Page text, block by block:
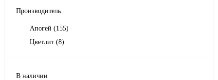
Производитель
Апогей (155)
Цветлит (8)
В наличии